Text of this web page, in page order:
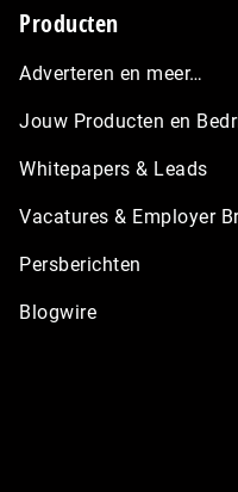
Producten
Adverteren en meer…
Jouw Producten en
Whitepapers & Leads
Vacatures & Employer
Persberichten
Blogwire